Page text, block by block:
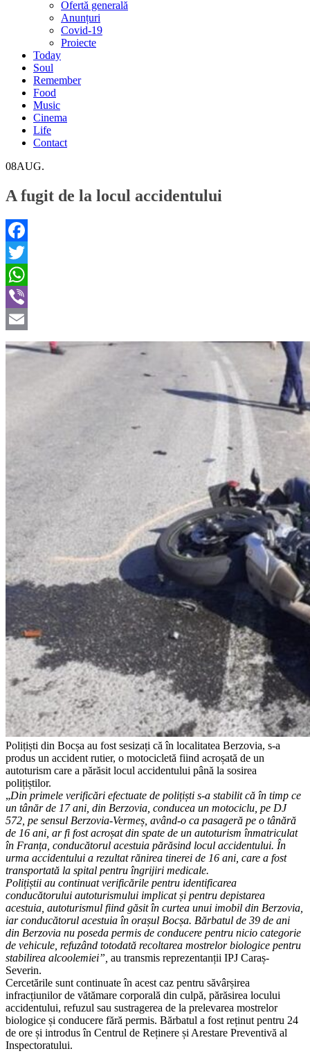
Ofertă generală
Anunțuri
Covid-19
Proiecte
Today
Soul
Remember
Food
Music
Cinema
Life
Contact
08AUG.
A fugit de la locul accidentului
Facebook
Twitter
WhatsApp
Viber
Email
Polițiști din Bocșa au fost sesizați că în localitatea Berzovia, s-a
produs un accident rutier, o motocicletă fiind acroșată de un
autoturism care a părăsit locul accidentului până la sosirea
polițiștilor.
„Din primele verificări efectuate de polițiști s-a stabilit că în timp ce
un tânăr de 17 ani, din Berzovia, conducea un motociclu, pe DJ
572, pe sensul Berzovia-Vermeș, având-o ca pasageră pe o tânără
de 16 ani, ar fi fost acroșat din spate de un autoturism înmatriculat
în Franța, conducătorul acestuia părăsind locul accidentului. În
urma accidentului a rezultat rănirea tinerei de 16 ani, care a fost
transportată la spital pentru îngrijiri medicale.
Polițiștii au continuat verificările pentru identificarea
conducătorului autoturismului implicat și pentru depistarea
acestuia, autoturismul fiind găsit în curtea unui imobil din Berzovia,
iar conducătorul acestuia în orașul Bocșa. Bărbatul de 39 de ani
din Berzovia nu poseda permis de conducere pentru nicio categorie
de vehicule, refuzând totodată recoltarea mostrelor biologice pentru
stabilirea alcoolemiei”, au transmis reprezentanții IPJ Caraș-
Severin.
Cercetările sunt continuate în acest caz pentru săvârșirea
infracțiunilor de vătămare corporală din culpă, părăsirea locului
accidentului, refuzul sau sustragerea de la prelevarea mostrelor
biologice și conducere fără permis. Bărbatul a fost reținut pentru 24
de ore și introdus în Centrul de Reținere și Arestare Preventivă al
Inspectoratului.